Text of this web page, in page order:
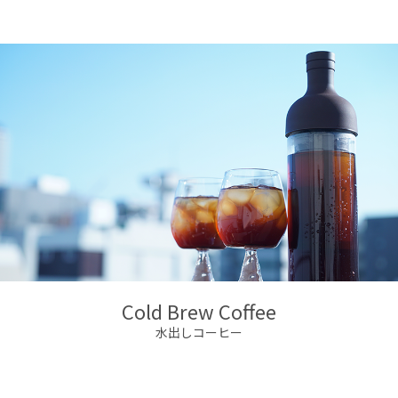
Cold Brew Coffee
水出しコーヒー